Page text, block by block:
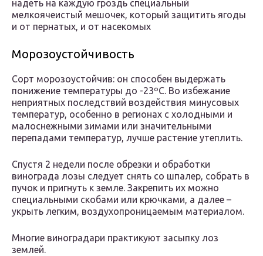
надеть на каждую гроздь специальный
мелкоячеистый мешочек, который защитить ягоды
и от пернатых, и от насекомых
Морозоустойчивость
Сорт морозоустойчив: он способен выдержать
понижение температуры до -23ºС. Во избежание
неприятных последствий воздействия минусовых
температур, особенно в регионах с холодными и
малоснежными зимами или значительными
перепадами температур, лучше растение утеплить.
Спустя 2 недели после обрезки и обработки
винограда лозы следует снять со шпалер, собрать в
пучок и пригнуть к земле. Закрепить их можно
специальными скобами или крючками, а далее –
укрыть легким, воздухопроницаемым материалом.
Многие виноградари практикуют засыпку лоз
землей.